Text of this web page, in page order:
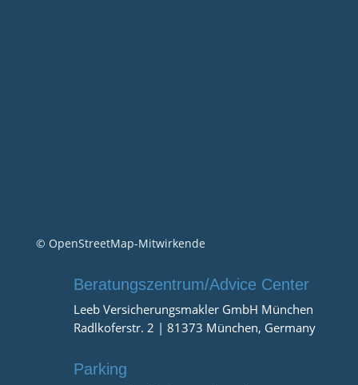
© OpenStreetMap-Mitwirkende
Beratungszentrum/Advice Center
Leeb Versicherungsmakler GmbH München
Radlkoferstr. 2 | 81373 München, Germany
Parking